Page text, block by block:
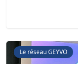
Le réseau GEYVO